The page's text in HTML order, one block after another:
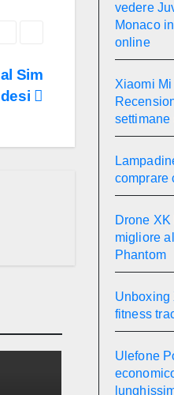
Sim
vedere
Monaco
online
Xiaomi
comprare
Drone
migliore
Phantom
Unboxing
fitness
Ulefone